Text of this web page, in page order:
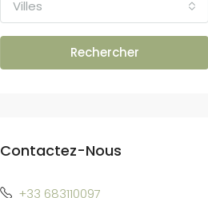
Villes
Rechercher
Contactez-Nous
+33 683110097